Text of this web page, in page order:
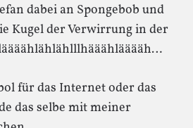
dabei an Spongebob und
Kugel der Verwirrung in der
für das Internet oder das
das selbe mit meiner